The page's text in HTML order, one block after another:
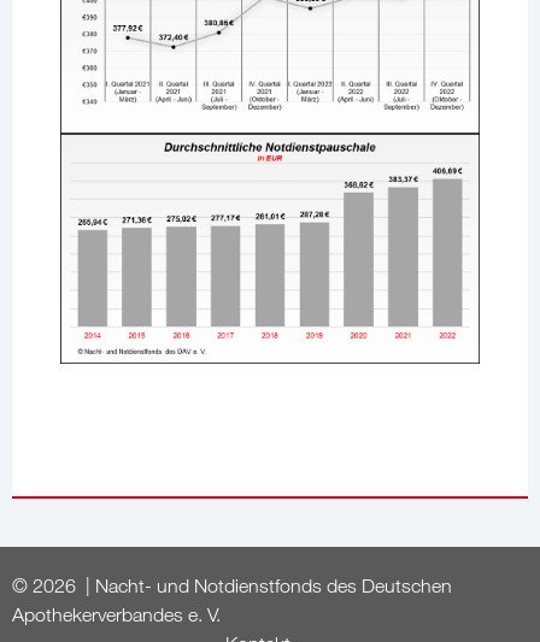
© 2026 | Nacht- und Notdienstfonds des Deutschen
Apothekerverbandes e. V.